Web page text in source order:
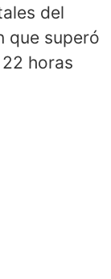
del
que superó
horas